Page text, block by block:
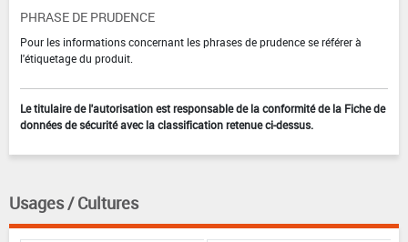
PHRASE DE PRUDENCE
Pour les informations concernant les phrases de prudence se référer à
l'étiquetage du produit.
Le titulaire de l'autorisation est responsable de la conformité de la Fiche de
données de sécurité avec la classification retenue ci-dessus.
Usages / Cultures